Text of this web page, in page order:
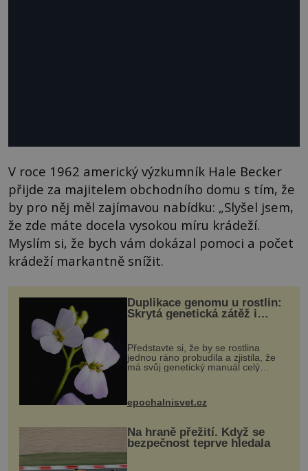
V roce 1962 americký výzkumník Hale Becker
přijde za majitelem obchodního domu s tím, že
by pro něj měl zajímavou nabídku: „Slyšel jsem,
že zde máte docela vysokou míru krádeží.
Myslím si, že bych vám dokázal pomoci a počet
krádeží markantně snížit.
Duplikace genomu u rostlin:
Skrytá genetická zátěž i
Představte si, že by se rostlina
jednou ráno probudila a zjistila, že
má svůj genetický manuál celý
vstupenka...
epochalnisvet.cz
Na hraně přežití. Když se
bezpečnost teprve hledala